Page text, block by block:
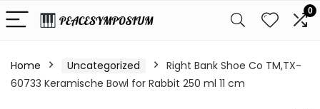
0
Home Uncategorized
Right Bank Shoe Co TM,TX-
60733 Keramische Bowl for Rabbit 250 ml 11 cm